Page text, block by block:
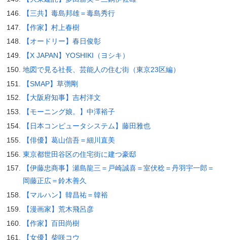
【三共】毒島邦雄＝毒島秀行
【作家】村上春樹
【オードリー】春日俊彰
【X JAPAN】YOSHIKI（ヨシキ）
地図で見る社長、芸能人の住む街（東京23区編）
【SMAP】草彅剛
【大阪府知事】吉村洋文
【モーニング娘。】中澤裕子
【日本コンピュータシステム】藤田雅也
【俳優】葛山信吾＝細川直美
東京都世田谷区の住宅街に建つ豪邸
【伊藤忠商事】瀬島龍三＝戸崎誠喜＝室伏稔＝丹羽宇一郎＝
岡藤正広＝鈴木善久
【マルハン】韓昌祐＝韓裕
【漫画家】荒木飛呂彦
【作家】百田尚樹
【女優】柴咲コウ